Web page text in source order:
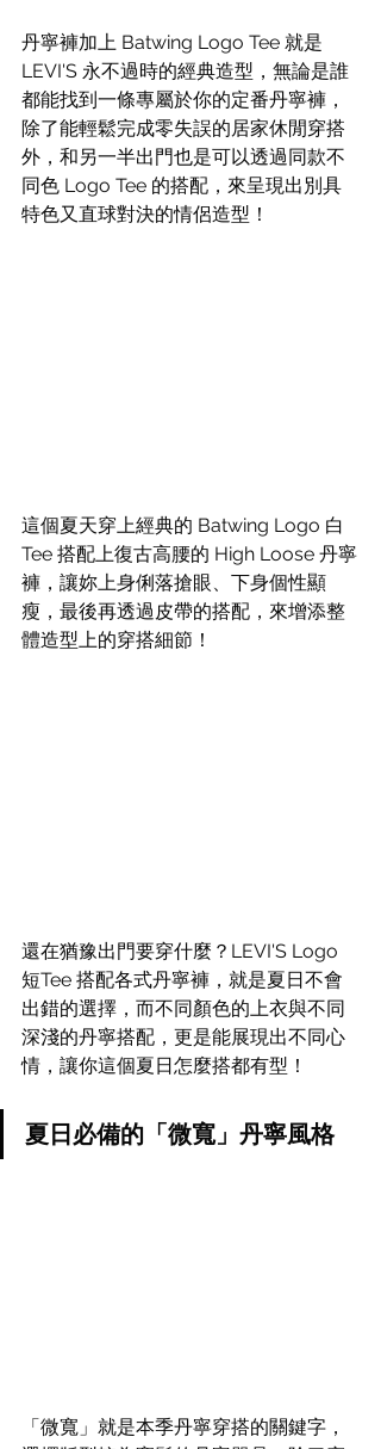
丹寧褲加上 Batwing Logo Tee 就是
LEVI'S 永不過時的經典造型，無論是誰
都能找到一條專屬於你的定番丹寧褲，
除了能輕鬆完成零失誤的居家休閒穿搭
外，和另一半出門也是可以透過同款不
同色 Logo Tee 的搭配，來呈現出別具
特色又直球對決的情侶造型！
這個夏天穿上經典的 Batwing Logo 白
Tee 搭配上復古高腰的 High Loose 丹寧
褲，讓妳上身俐落搶眼、下身個性顯
瘦，最後再透過皮帶的搭配，來增添整
體造型上的穿搭細節！
還在猶豫出門要穿什麼？LEVI'S Logo
短Tee 搭配各式丹寧褲，就是夏日不會
出錯的選擇，而不同顏色的上衣與不同
深淺的丹寧搭配，更是能展現出不同心
情，讓你這個夏日怎麼搭都有型！
夏日必備的「微寬」丹寧風格
「微寬」就是本季丹寧穿搭的關鍵字，